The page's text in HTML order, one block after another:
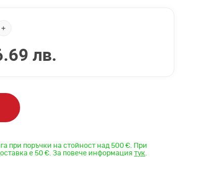
лв.
при поръчки на стойност над 500 €. При
е 50 €. За повече информация тук.